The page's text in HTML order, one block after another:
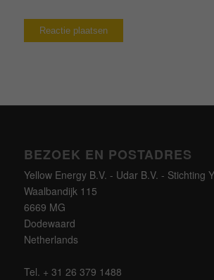
BEZOEK EN POSTADRES
Yellow Energy B.V. - Udar B.V. - Stichting
Waalbandijk 115
6669 MG
Dodewaard
Netherlands
Tel. + 31 26 379 1488